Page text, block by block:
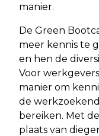
manier.
De Green
meer kennis te
en hen de
Voor
manier om
de
bereiken. Met
plaats van